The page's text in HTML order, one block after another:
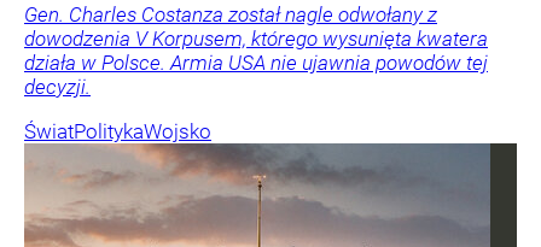
Gen. Charles Costanza został nagle odwołany z
dowodzenia V Korpusem, którego wysunięta kwatera
działa w Polsce. Armia USA nie ujawnia powodów tej
decyzji.
ŚwiatPolitykaWojsko